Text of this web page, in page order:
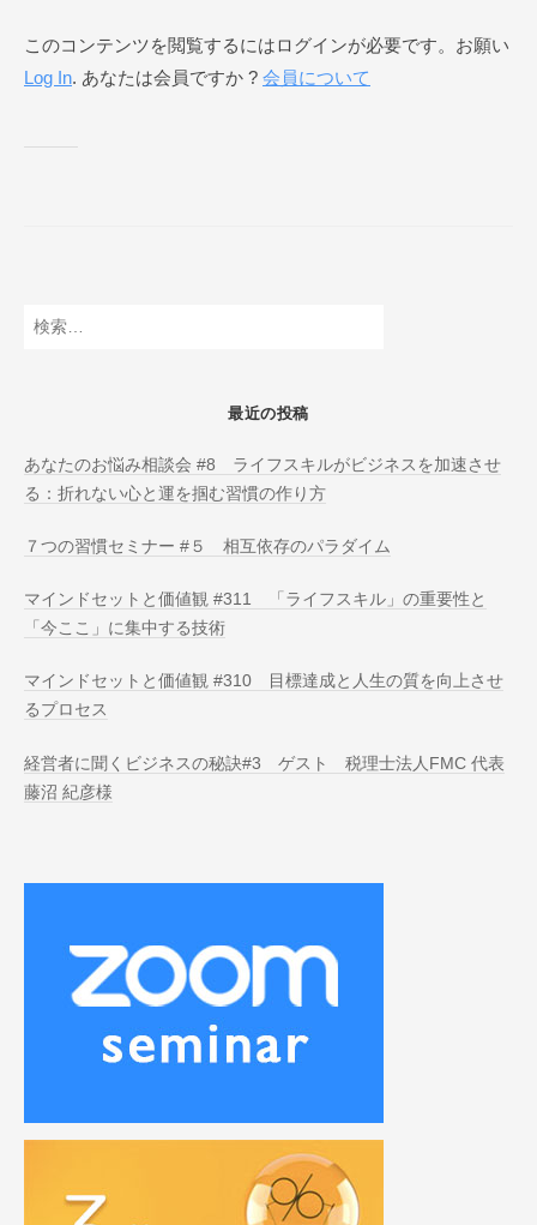
ジ
ネ
このコンテンツを閲覧するにはログインが必要です。お願い
Log In. あなたは会員ですか ? 会員について
検
最近の投稿
あなたのお悩み相談会 #8 ライフスキルがビジネスを加速させ
る：折れない心と運を掴む習慣の作り方
７つの習慣セミナー #５ 相互依存のパラダイム
マインドセットと価値観 #311 「ライフスキル」の重要性と
「今ここ」に集中する技術
マインドセットと価値観 #310 目標達成と人生の質を向上させ
るプロセス
経営者に聞くビジネスの秘訣#3 ゲスト 税理士法人FMC 代表
藤沼 紀彦様